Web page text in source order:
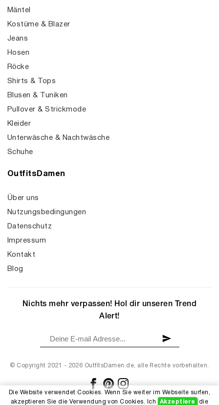
Mäntel
Kostüme & Blazer
Jeans
Hosen
Röcke
Shirts & Tops
Blusen & Tuniken
Pullover & Strickmode
Kleider
Unterwäsche & Nachtwäsche
Schuhe
OutfitsDamen
Über uns
Nutzungsbedingungen
Datenschutz
Impressum
Kontakt
Blog
© Copyright 2021 - 2026 OutfitsDamen.de, alle Rechte vorbehalten.
Nichts mehr verpassen! Hol dir unseren Trend
Alert!
Die Website verwendet Cookies. Wenn Sie weiter im Webseite surfen,
akzeptieren Sie die Verwendung von Cookies. Ich
Akzeptiere die